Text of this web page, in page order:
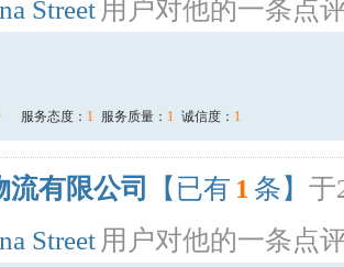
Street 用户对他的一条点
服务态度： 1 服务质量： 1 诚信度： 1
有限公司 【已有 1 条】 于
Street 用户对他的一条点